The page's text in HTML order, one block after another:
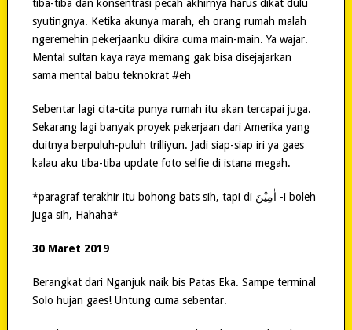
tiba-tiba dan konsentrasi pecah akhirnya harus dikat dulu
syutingnya. Ketika akunya marah, eh orang rumah malah
ngeremehin pekerjaanku dikira cuma main-main. Ya wajar.
Mental sultan kaya raya memang gak bisa disejajarkan
sama mental babu teknokrat #eh
Sebentar lagi cita-cita punya rumah itu akan tercapai juga.
Sekarang lagi banyak proyek pekerjaan dari Amerika yang
duitnya berpuluh-puluh trilliyun. Jadi siap-siap iri ya gaes
kalau aku tiba-tiba update foto selfie di istana megah.
*paragraf terakhir itu bohong bats sih, tapi di اٰمِيْنَ -i boleh
juga sih, Hahaha*
30 Maret 2019
Berangkat dari Nganjuk naik bis Patas Eka. Sampe terminal
Solo hujan gaes! Untung cuma sebentar.